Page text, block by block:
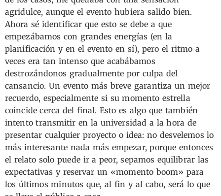
agridulce, aunque el evento hubiera salido bien.
Ahora sé identificar que esto se debe a que
empezábamos con grandes energías (en la
planificación y en el evento en sí), pero el ritmo a
veces era tan intenso que acabábamos
destrozándonos gradualmente por culpa del
cansancio. Un evento más breve garantiza un mejor
recuerdo, especialmente si su momento estrella
coincide cerca del final. Esto es algo que también
intento transmitir en la universidad a la hora de
presentar cualquier proyecto o idea: no desvelemos lo
más interesante nada más empezar, porque entonces
el relato solo puede ir a peor, sepamos equilibrar las
expectativas y reservar un «momento boom» para
los últimos minutos que, al fin y al cabo, será lo que